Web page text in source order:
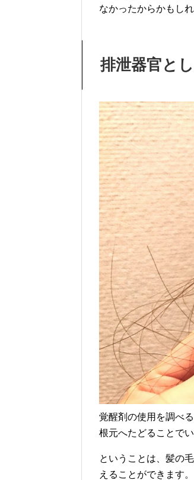
なかったからかもしれ
排泄器官と
覚醒剤の使用を調べ
根元へたどることで
ということは、髪の
えることができます。